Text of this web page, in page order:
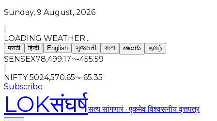
Sunday, 9 August, 2026
LOADING WEATHER...
मराठी हिन्दी English ગુજરાતી বাংলা తెలుగు தமிழ்
SENSEX78,499.17
-455.59
NIFTY 5024,570.65
-65.35
Subscribe
LOKसंघर्षसत्य सांगणारं · एकमेव विश्वसनीय वृत्तपत्र